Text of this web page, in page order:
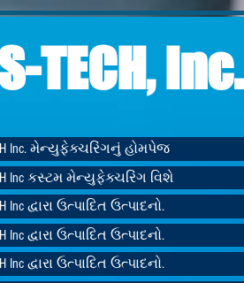
TECH, Inc.
Inc. મેન્યુફેક્ચરિંગનું હોમપેજ
Inc કસ્ટમ મેન્યુફેક્ચરિંગ વિશે
Inc દ્વારા ઉત્પાદિત ઉત્પાદનો.
Inc દ્વારા ઉત્પાદિત ઉત્પાદનો.
Inc દ્વારા ઉત્પાદિત ઉત્પાદનો.